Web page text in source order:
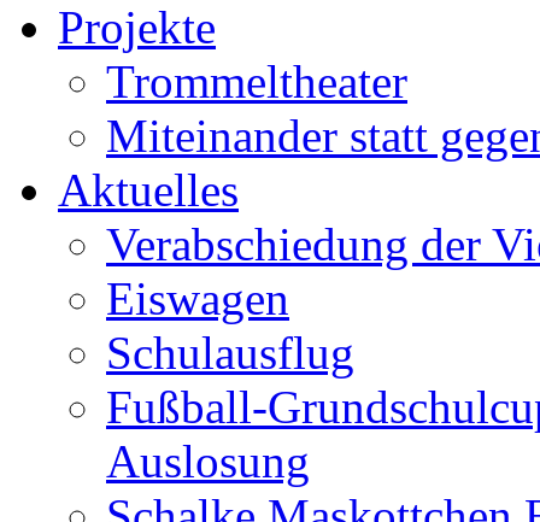
Projekte
Trommeltheater
Miteinander statt
Aktuelles
Verabschiedung der
Eiswagen
Schulausflug
Fußball-
Auslosung